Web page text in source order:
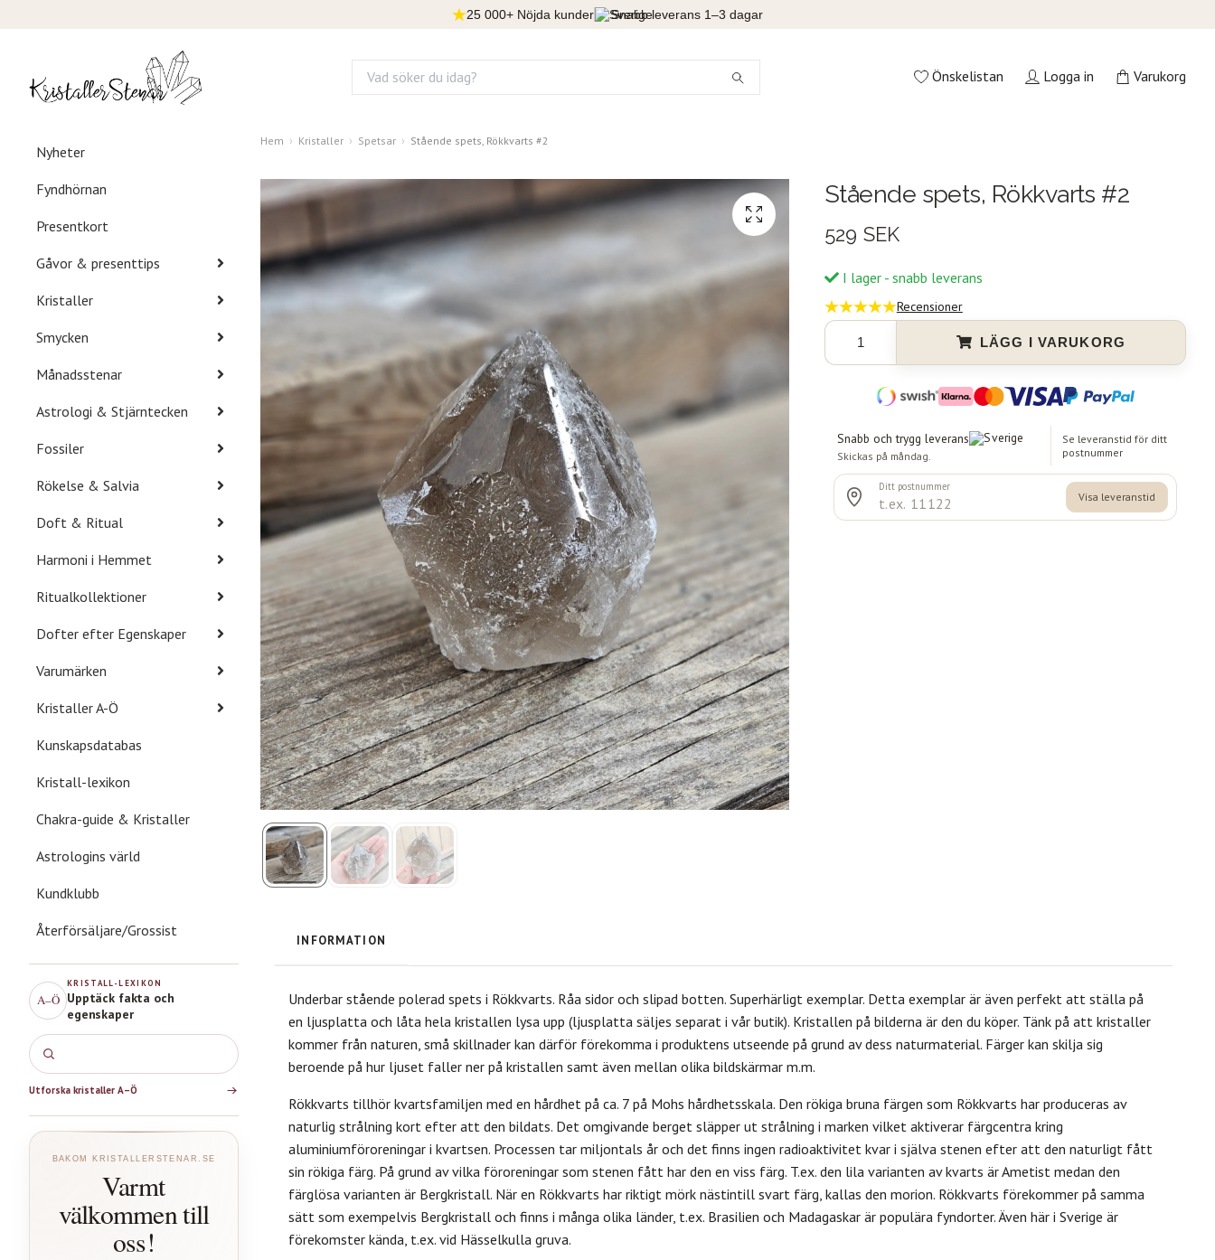
25 000+ Nöjda kunder Snabb leverans 1–3 dagar
Önskelistan Logga in Varukorg
Nyheter
Fyndhörnan
Presentkort
Gåvor & presenttips
Kristaller
Smycken
Månadsstenar
Astrologi & Stjärntecken
Fossiler
Rökelse & Salvia
Doft & Ritual
Harmoni i Hemmet
Ritualkollektioner
Dofter efter Egenskaper
Varumärken
Kristaller A-Ö
Kunskapsdatabas
Kristall-lexikon
Chakra-guide & Kristaller
Astrologins värld
Kundklubb
Återförsäljare/Grossist
A–Ö
KRISTALL-LEXIKON
Upptäck fakta och
egenskaper
Utforska kristaller A–Ö
BAKOM KRISTALLERSTENAR.SE
Varmt
välkommen till
oss!
Hem Kristaller Spetsar Stående spets, Rökkvarts #2
Stående spets, Rökkvarts #2
529 SEK
I lager - snabb leverans
Recensioner
LÄGG I VARUKORG
INFORMATION
Underbar stående polerad spets i Rökkvarts. Råa sidor och slipad botten. Superhärligt exemplar. Detta exemplar är även perfekt att ställa på
en ljusplatta och låta hela kristallen lysa upp (ljusplatta säljes separat i vår butik). Kristallen på bilderna är den du köper. Tänk på att kristaller
kommer från naturen, små skillnader kan därför förekomma i produktens utseende på grund av dess naturmaterial. Färger kan skilja sig
beroende på hur ljuset faller ner på kristallen samt även mellan olika bildskärmar m.m.
Rökkvarts tillhör kvartsfamiljen med en hårdhet på ca. 7 på Mohs hårdhetsskala. Den rökiga bruna färgen som Rökkvarts har produceras av
naturlig strålning kort efter att den bildats. Det omgivande berget släpper ut strålning i marken vilket aktiverar färgcentra kring
aluminiumföroreningar i kvartsen. Processen tar miljontals år och det finns ingen radioaktivitet kvar i själva stenen efter att den naturligt fått
sin rökiga färg. På grund av vilka föroreningar som stenen fått har den en viss färg. T.ex. den lila varianten av kvarts är Ametist medan den
färglösa varianten är Bergkristall. När en Rökkvarts har riktigt mörk nästintill svart färg, kallas den morion. Rökkvarts förekommer på samma
sätt som exempelvis Bergkristall och finns i många olika länder, t.ex. Brasilien och Madagaskar är populära fyndorter. Även här i Sverige är
förekomster kända, t.ex. vid Hässelkulla gruva.